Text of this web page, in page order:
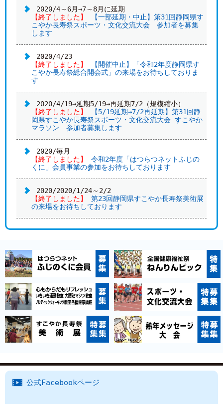
2020/4～6月→7～8月に延期
【終了しました】
【一部延期・中止】第31回静岡県す
こやか長寿祭スポーツ・文化交流大会 参加者を募集
します
2020/4/23
【終了しました】
【開催中止】「令和2年度静岡県す
こやか長寿祭総合開会式」の来場をお待ちしておりま
す
2020/4/19→延期5/19→再延期7/2（規模縮小）
【終了しました】
【5/19延期→7/2再延期】第31回静
岡県すこやか長寿祭スポーツ・文化交流大会 すこやか
マラソン 参加者募集します
2020/毎月
【終了しました】
令和2年度「はつらつネットふじの
くに」会員事業の参加をお待ちしております
2020/2020/1/24～2/2
【終了しました】
第23回静岡県すこやか長寿祭美術展
の来場をお待ちしております
公式Facebookページ